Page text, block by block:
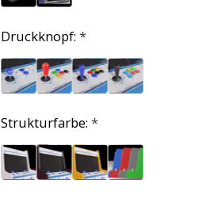
Druckknopf: *
Strukturfarbe: *